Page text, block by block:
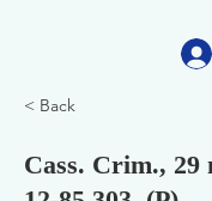
< Back
Cass. Crim., 29